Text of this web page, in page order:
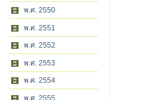
พ.ศ. 2550
พ.ศ. 2551
พ.ศ. 2552
พ.ศ. 2553
พ.ศ. 2554
พ.ศ. 2555